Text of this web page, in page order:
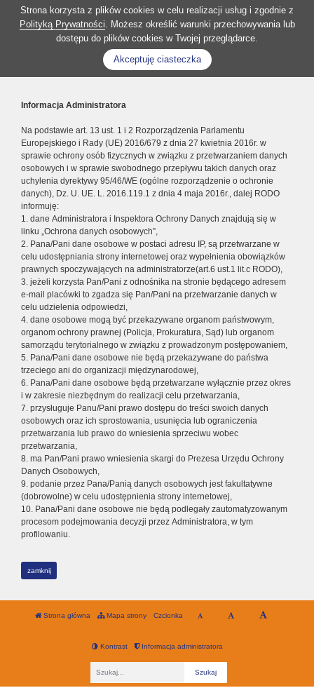
Strona korzysta z plików cookies w celu realizacji usług i zgodnie z
Polityką Prywatności. Możesz określić warunki przechowywania lub
dostępu do plików cookies w Twojej przeglądarce.
Akceptuję ciasteczka
Informacja Administratora
Na podstawie art. 13 ust. 1 i 2 Rozporządzenia Parlamentu
Europejskiego i Rady (UE) 2016/679 z dnia 27 kwietnia 2016r. w
sprawie ochrony osób fizycznych w związku z przetwarzaniem danych
osobowych i w sprawie swobodnego przepływu takich danych oraz
uchylenia dyrektywy 95/46/WE (ogólne rozporządzenie o ochronie
danych), Dz. U. UE. L. 2016.119.1 z dnia 4 maja 2016r., dalej RODO
informuję:
1. dane Administratora i Inspektora Ochrony Danych znajdują się w
linku „Ochrona danych osobowych”,
2. Pana/Pani dane osobowe w postaci adresu IP, są przetwarzane w
celu udostępniania strony internetowej oraz wypełnienia obowiązków
prawnych spoczywających na administratorze(art.6 ust.1 lit.c RODO),
3. jeżeli korzysta Pan/Pani z odnośnika na stronie będącego adresem
e-mail placówki to zgadza się Pan/Pani na przetwarzanie danych w
celu udzielenia odpowiedzi,
4. dane osobowe mogą być przekazywane organom państwowym,
organom ochrony prawnej (Policja, Prokuratura, Sąd) lub organom
samorządu terytorialnego w związku z prowadzonym postępowaniem,
5. Pana/Pani dane osobowe nie będą przekazywane do państwa
trzeciego ani do organizacji międzynarodowej,
6. Pana/Pani dane osobowe będą przetwarzane wyłącznie przez okres
i w zakresie niezbędnym do realizacji celu przetwarzania,
7. przysługuje Panu/Pani prawo dostępu do treści swoich danych
osobowych oraz ich sprostowania, usunięcia lub ograniczenia
przetwarzania lub prawo do wniesienia sprzeciwu wobec
przetwarzania,
8. ma Pan/Pani prawo wniesienia skargi do Prezesa Urzędu Ochrony
Danych Osobowych,
9. podanie przez Pana/Panią danych osobowych jest fakultatywne
(dobrowolne) w celu udostępnienia strony internetowej,
10. Pana/Pani dane osobowe nie będą podlegały zautomatyzowanym
procesom podejmowania decyzji przez Administratora, w tym
profilowaniu.
zamknij
Strona główna Mapa strony Czcionka
Kontrast Informacja administratora